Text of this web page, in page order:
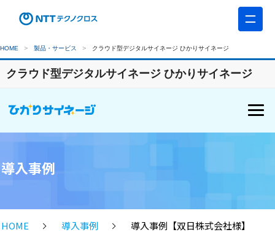
HOME 製品・サービス クラウド型デジタルサイネージ ひかりサイネージ
クラウド型デジタルサイネージ ひかりサイネージ
導入事例
HOME 導入事例 導入事例【双日株式会社様】